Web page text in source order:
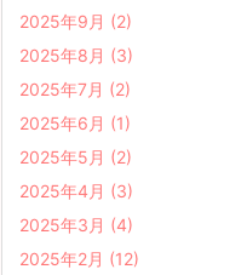
2025年9月 (2)
2025年8月 (3)
2025年7月 (2)
2025年6月 (1)
2025年5月 (2)
2025年4月 (3)
2025年3月 (4)
2025年2月 (12)